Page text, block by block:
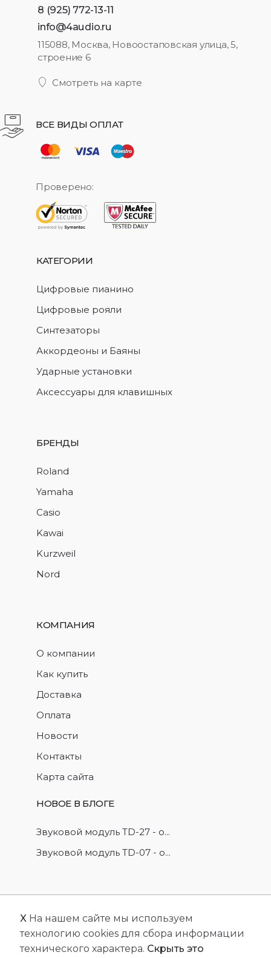
8 (925) 772-13-11
info@4audio.ru
115088, Москва, Новоостаповская улица, 5,
строение 6
Смотреть на карте
ВСЕ ВИДЫ ОПЛАТ
Проверено:
КАТЕГОРИИ
Цифровые пианино
Цифровые рояли
Синтезаторы
Аккордеоны и Баяны
Ударные установки
Аксессуары для клавишных
БРЕНДЫ
Roland
Yamaha
Casio
Kawai
Kurzweil
Nord
КОМПАНИЯ
О компании
Как купить
Доставка
Оплата
Новости
Контакты
Карта сайта
НОВОЕ В БЛОГЕ
Звуковой модуль TD-27 - о...
Звуковой модуль TD-07 - о...
© 2026FriendlyCMS. Все права защищены.
XНа нашем сайте мы используем
технологию cookies для сбора информации
технического характера. Скрыть это